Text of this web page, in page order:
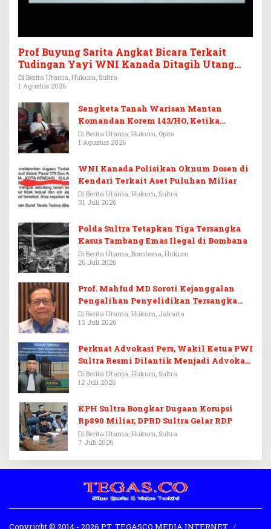
Prof Buyung Sarita Angkat Bicara Terkait
Tudingan Yayi WNI Kanada Ditagih Utang
Rp3,6 Miliar
Di Berita Utama, Hukum, Sultra
1 Agustus 2026
Sengketa Tanah Warisan Mantan
Komandan Korem 143/HO, Ketika
Warisan Menjadi Arena Pemerasan
Di Berita Utama, Hukum, Opini
1 Agustus 2026
WNI Kanada Polisikan Oknum Dosen di
Kendari Terkait Aset Puluhan Miliar
Di Berita Utama, Hukum, Sultra
31 Juli 2026
Polda Sultra Tetapkan Tiga Tersangka
Kasus Tambang Emas Ilegal di Bombana
Di Berita Utama, Bombana, Hukum
26 Juli 2026
Prof. Mahfud MD Soroti Kejanggalan
Pengalihan Penyelidikan Tersangka
Febrie Adriansyah
Di Berita Utama, Hukum, Jakarta
13 Juli 2026
Perkuat Advokasi Pers, Wakil Ketua PWI
Sultra Resmi Dilantik Menjadi Advokat
PERADI
Di Berita Utama, Hukum, Sultra
12 Juli 2026
KPH Sultra Bongkar Dugaan Korupsi
Rp890 Miliar, DPRD Sultra Gelar RDP
Di Berita Utama, Hukum, Sultra
7 Juli 2026